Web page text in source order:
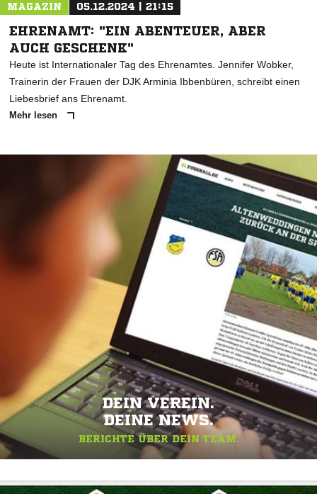
MAGAZIN 05.12.2024 | 21:15
EHRENAMT: "EIN ABENTEUER, ABER
AUCH GESCHENK"
Heute ist Internationaler Tag des Ehrenamtes. Jennifer Wobker,
Trainerin der Frauen der DJK Arminia Ibbenbüren, schreibt einen
Liebesbrief ans Ehrenamt.
Mehr lesen
DEIN VEREIN.
DEINE NEWS.
BERICHTE ÜBER DEIN TEAM.